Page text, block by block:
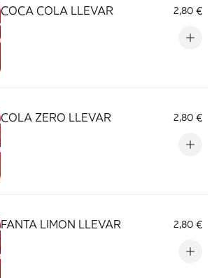
COCA COLA LLEVAR 2,80 €
COLA ZERO LLEVAR 2,80 €
FANTA LIMON LLEVAR 2,80 €